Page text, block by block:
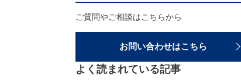
ご質問やご相談はこちらから
お問い合わせはこちら
よく読まれている記事